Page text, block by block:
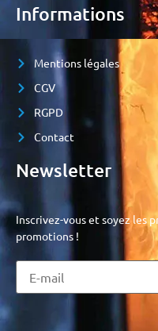
Informations
Mentions légales
CGV
RGPD
Contact
Newsletter
Inscrivez-vous et soyez les
promotions !